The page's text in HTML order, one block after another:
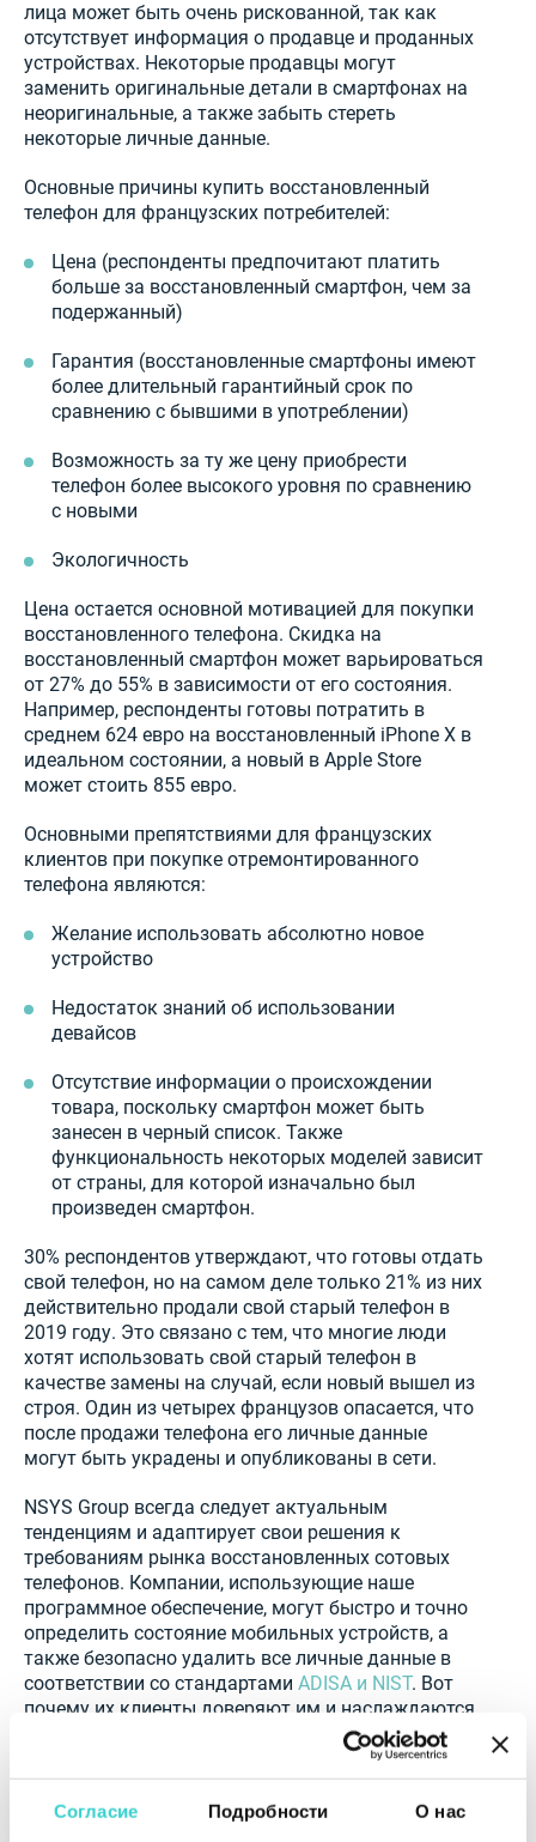
Согласие Подробности О нас
лица может быть очень рискованной, так как
отсутствует информация о продавце и проданных
устройствах. Некоторые продавцы могут
заменить оригинальные детали в смартфонах на
неоригинальные, а также забыть стереть
некоторые личные данные.
Основные причины купить восстановленный
телефон для французских потребителей:
Цена (респонденты предпочитают платить
больше за восстановленный смартфон, чем за
подержанный)
Гарантия (восстановленные смартфоны имеют
более длительный гарантийный срок по
сравнению с бывшими в употреблении)
Возможность за ту же цену приобрести
телефон более высокого уровня по сравнению
с новыми
Экологичность
Цена остается основной мотивацией для покупки
восстановленного телефона. Скидка на
восстановленный смартфон может варьироваться
от 27% до 55% в зависимости от его состояния.
Например, респонденты готовы потратить в
среднем 624 евро на восстановленный iPhone X в
идеальном состоянии, а новый в Apple Store
может стоить 855 евро.
Основными препятствиями для французских
клиентов при покупке отремонтированного
телефона являются:
Желание использовать абсолютно новое
устройство
Недостаток знаний об использовании
девайсов
Отсутствие информации о происхождении
товара, поскольку смартфон может быть
занесен в черный список. Также
функциональность некоторых моделей зависит
от страны, для которой изначально был
произведен смартфон.
30% респондентов утверждают, что готовы отдать
свой телефон, но на самом деле только 21% из них
действительно продали свой старый телефон в
2019 году. Это связано с тем, что многие люди
хотят использовать свой старый телефон в
качестве замены на случай, если новый вышел из
строя. Один из четырех французов опасается, что
после продажи телефона его личные данные
могут быть украдены и опубликованы в сети.
NSYS Group всегда следует актуальным
тенденциям и адаптирует свои решения к
требованиям рынка восстановленных сотовых
телефонов. Компании, использующие наше
программное обеспечение, могут быстро и точно
определить состояние мобильных устройств, а
также безопасно удалить все личные данные в
соответствии со стандартами ADISA и NIST. Вот
почему их клиенты доверяют им и наслаждаются
лучшим качеством при покупке бывших в
употреблении или восстановленных смартфонов и
планшетов.